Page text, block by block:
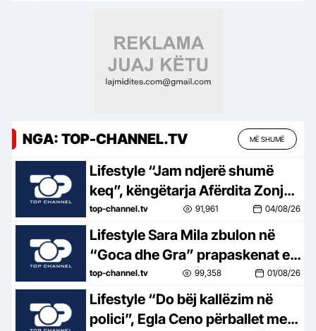
NGA: TOP-CHANNEL.TV MË SHUMË
Lifestyle “Jam ndjerë shumë
keq”, këngëtarja Afërdita Zonja:
Parashqevinë nuk e kam takuar
në Amerikë. Po të ishte në
Shqipëri…
top-channel.tv 91,961 04/08/26
Lifestyle Sara Mila zbulon në
“Goca dhe Gra” prapaskenat e
jetës së saj politike: Teatër jo i
bukur, nuk është aq tragjike sa
duket
top-channel.tv 99,358 01/08/26
Lifestyle “Do bëj kallëzim në
polici”, Egla Ceno përballet me